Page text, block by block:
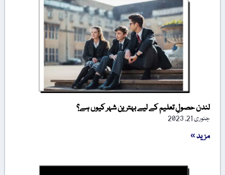
لندن حصولِ تعلیم کے لیے بہترین شہر کیوں ہے؟
جنوری 21, 2023
مزید »